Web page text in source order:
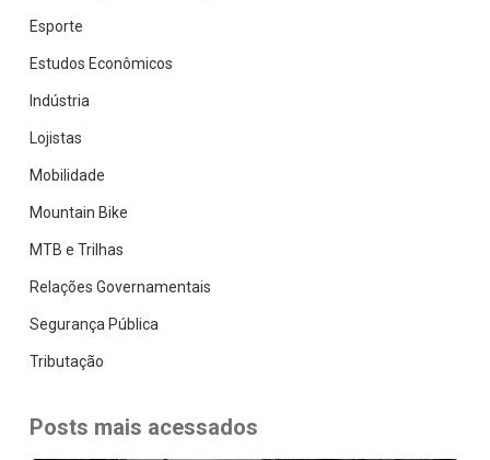
Esporte
Estudos Econômicos
Indústria
Lojistas
Mobilidade
Mountain Bike
MTB e Trilhas
Relações Governamentais
Segurança Pública
Tributação
Posts mais acessados